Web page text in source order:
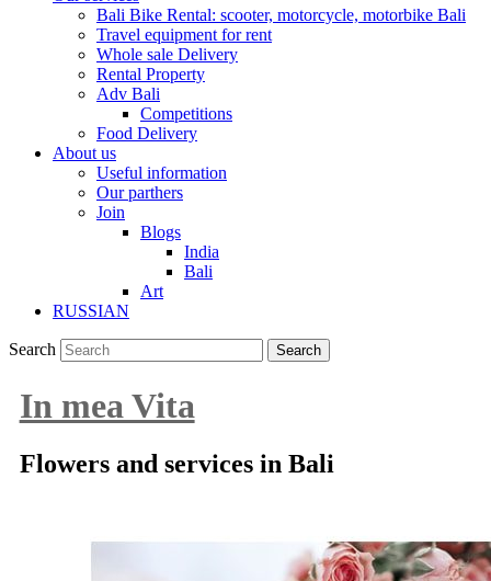
Bali Bike Rental: scooter, motorcycle, motorbike Bali
Travel equipment for rent
Whole sale Delivery
Rental Property
Adv Bali
Competitions
Food Delivery
About us
Useful information
Our parthers
Join
Blogs
India
Bali
Art
RUSSIAN
Search
In mea Vita
Flowers and services in Bali